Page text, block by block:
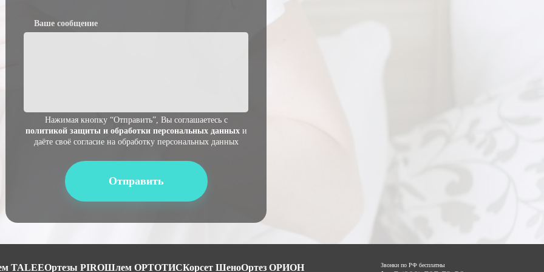
Ваше сообщение
Нажимая кнопку “Отправить”, Вы соглашаетесь с
политикой защиты и обработки персональных данныхи
даёте своё согласие на обработку персональных данных
Звонки по РФ бесплатны
TALEEОртезы PIROШлем ОРТОТИСКорсет ШеноОртез ОРИОН